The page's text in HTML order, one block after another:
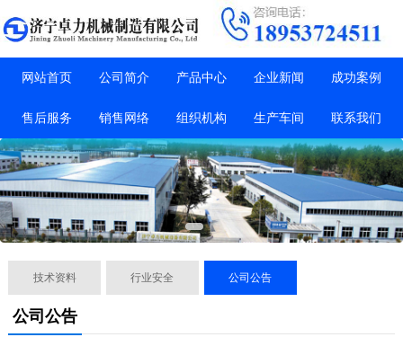
网站首页 公司简介 产品中心 企业新闻 成功案例
售后服务 销售网络 组织机构 生产车间 联系我们
技术资料 行业安全 公司公告
公司公告